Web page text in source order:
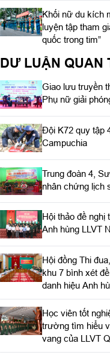
Khối nữ du kích
luyện tập tham
quốc trong tim”
DƯ LUẬN QUAN
Giao lưu truyền
Phụ nữ giải
Đội K72 quy tập
Campuchia
Trung đoàn 4,
nhân chứng lịch
Hội thảo đề nghị
Anh hùng LLVT
Hội đồng Thi
khu 7 bình xét
danh hiệu Anh
trang nhân dân
Học viên tốt
trường tìm hiểu
vang của LLVT